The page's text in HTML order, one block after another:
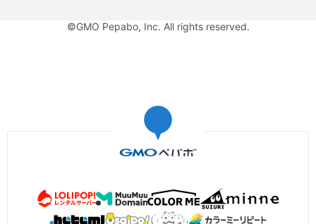
©GMO Pepabo, Inc. All rights reserved.